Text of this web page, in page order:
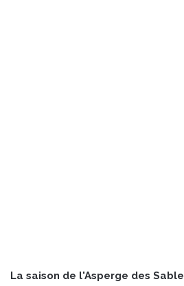
La saison de l'Asperge des